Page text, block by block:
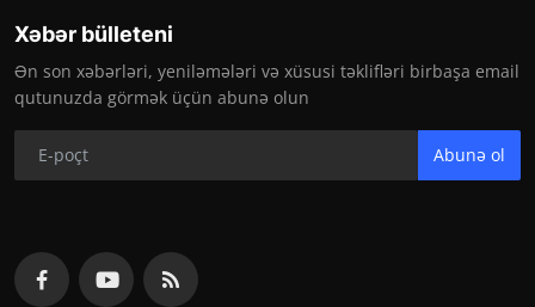
Xəbər bülleteni
Ən son xəbərləri, yeniləmələri və xüsusi təklifləri birbaşa email
qutunuzda görmək üçün abunə olun
Abunə ol